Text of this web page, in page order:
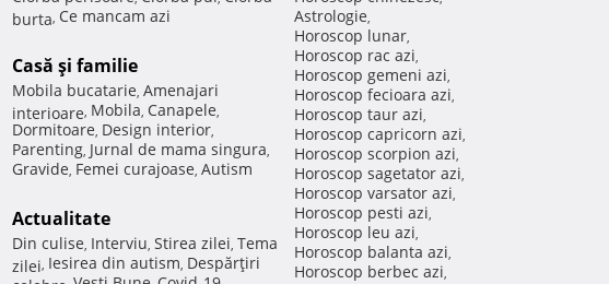
burta, Ce mancam azi
Casă şi familie
Mobila bucatarie, Amenajari
interioare, Mobila, Canapele,
Dormitoare, Design interior,
Parenting, Jurnal de mama singura,
Gravide, Femei curajoase, Autism
Actualitate
Din culise, Interviu, Stirea zilei, Tema
zilei, Iesirea din autism, Despărţiri
Astrologie,
Horoscop lunar,
Horoscop rac azi,
Horoscop gemeni azi,
Horoscop fecioara azi,
Horoscop taur azi,
Horoscop capricorn azi,
Horoscop scorpion azi,
Horoscop sagetator azi,
Horoscop varsator azi,
Horoscop pesti azi,
Horoscop leu azi,
Horoscop balanta azi,
Horoscop berbec azi,